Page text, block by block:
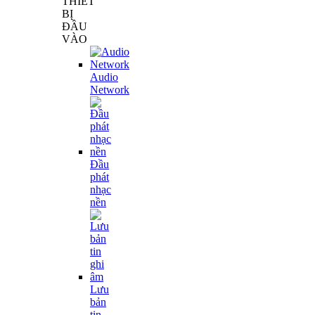
BỊ
ĐẦU
VÀO
Audio
Network
Đầu
phát
nhạc
nền
Lưu
bản